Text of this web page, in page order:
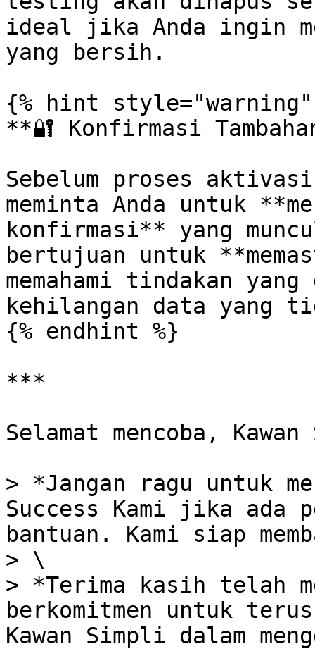
ideal jika Anda ingin
yang bersih.
{% hint style="warning"
**🔐 Konfirmasi
Sebelum proses
meminta Anda untuk
konfirmasi** yang
bertujuan untuk
memahami tindakan
kehilangan data yang
{% endhint %}
***
Selamat mencoba,
> *Jangan ragu untuk
Success Kami jika ada
bantuan. Kami siap
> \
> *Terima kasih telah
berkomitmen untuk
Kawan Simpli dalam